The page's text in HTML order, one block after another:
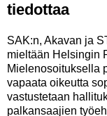
tiedottaa
SAK:n, Akavan ja
mieltään Helsingin
Mielenosoituksella
vapaata oikeutta
vastustetaan
palkansaajien